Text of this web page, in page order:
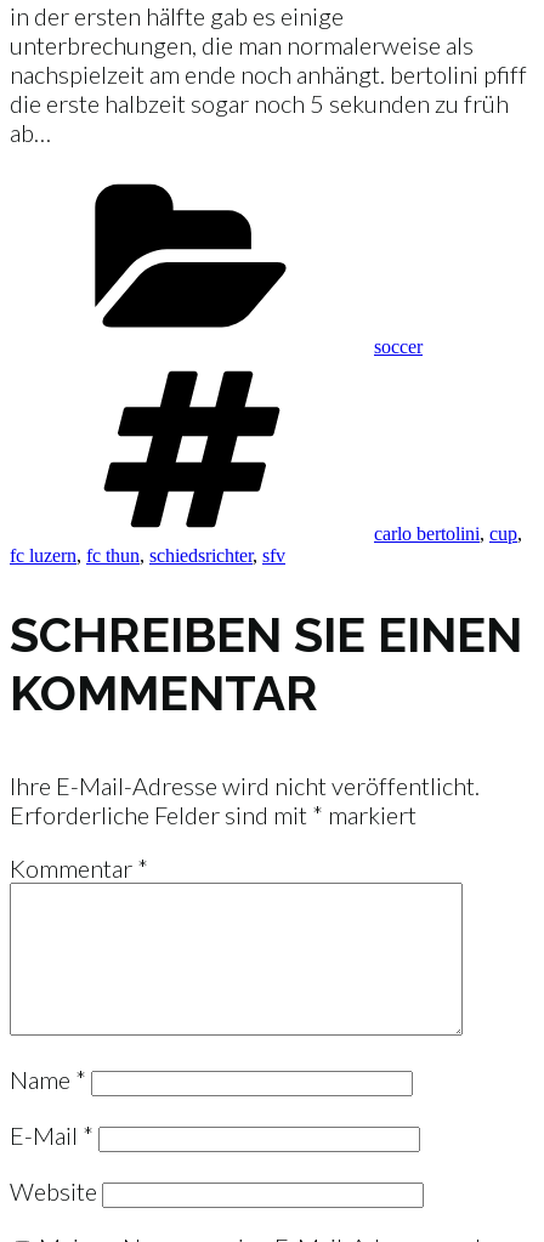
in der ersten hälfte gab es einige
unterbrechungen, die man normalerweise als
nachspielzeit am ende noch anhängt. bertolini pfiff
die erste halbzeit sogar noch 5 sekunden zu früh
ab…
soccer
carlo bertolini, cup,
fc luzern, fc thun, schiedsrichter, sfv
SCHREIBEN SIE EINEN
KOMMENTAR
Ihre E-Mail-Adresse wird nicht veröffentlicht.
Erforderliche Felder sind mit * markiert
Kommentar *
Name *
E-Mail *
Website